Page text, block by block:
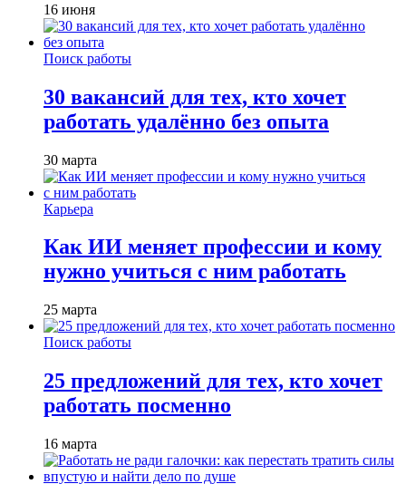
16 июня
Поиск работы
30 вакансий для тех, кто хочет
работать удалённо без опыта
30 марта
Карьера
Как ИИ меняет профессии и кому
нужно учиться с ним работать
25 марта
Поиск работы
25 предложений для тех, кто хочет
работать посменно
16 марта